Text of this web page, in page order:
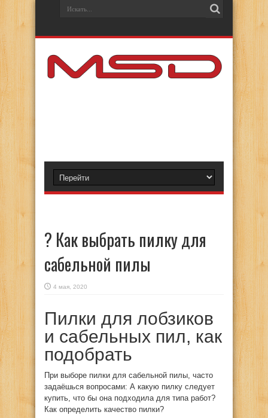
? Как выбрать пилку для
сабельной пилы
4 мая, 2020
Пилки для лобзиков
и сабельных пил, как
подобрать
При выборе пилки для сабельной пилы, часто
задаёшься вопросами: А какую пилку следует
купить, что бы она подходила для типа работ?
Как определить качество пилки?